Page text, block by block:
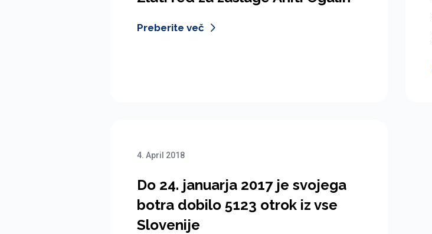
Preberite več
4. April 2018
Do 24. januarja 2017 je svojega
botra dobilo 5123 otrok iz vse
Slovenije